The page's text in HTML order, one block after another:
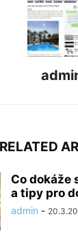
RELATED
Co dokáže
a tipy pro
admin -